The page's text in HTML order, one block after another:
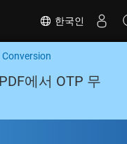
한국인
Conversion
에서 OTP 무